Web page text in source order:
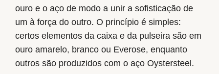
ouro e o aço de modo a unir a sofisticação de
um à força do outro. O princípio é simples:
certos elementos da caixa e da pulseira são em
ouro amarelo, branco ou Everose, enquanto
outros são produzidos com o aço Oystersteel.